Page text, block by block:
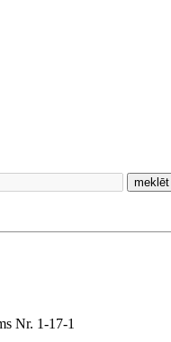
meklēt
Nr. 1-17-1